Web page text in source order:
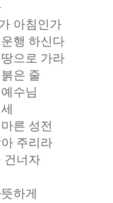
아침인가
행 하신다
으로 가라
은 줄
수님
른 성전
주리라
건너자
하게